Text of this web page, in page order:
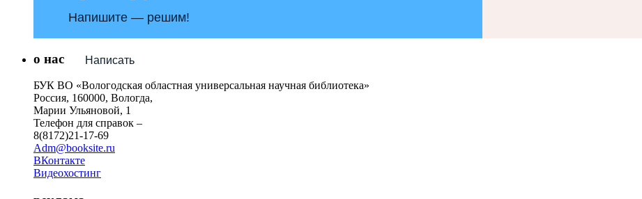
Напишите — решим!
Написать
о нас
БУК ВО «Вологодская областная универсальная научная библиотека»
Россия, 160000, Вологда,
Марии Ульяновой, 1
Телефон для справок –
8(8172)21-17-69
Adm@booksite.ru
ВКонтакте
Видеохостинг